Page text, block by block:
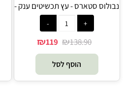
נבולוס סטארס - עץ תכשיטים ענק -
Nebulous Star
₪138.90
₪119
הוסף לסל